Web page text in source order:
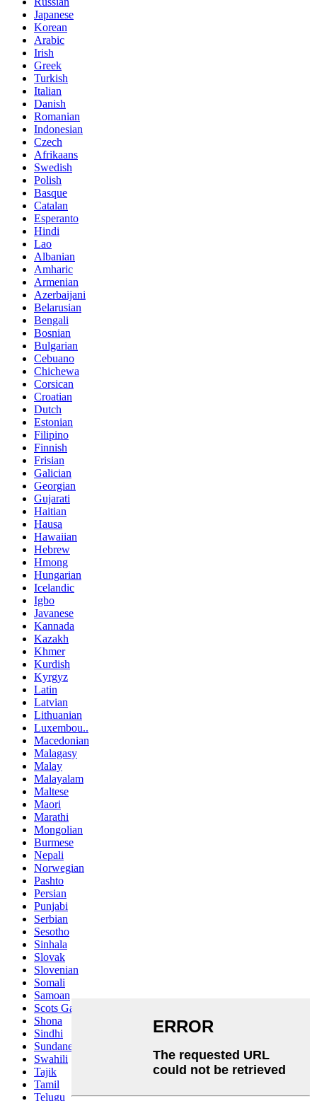
Japanese
Korean
Arabic
Irish
Greek
Turkish
Italian
Danish
Romanian
Indonesian
Czech
Afrikaans
Swedish
Polish
Basque
Catalan
Esperanto
Hindi
Lao
Albanian
Amharic
Armenian
Azerbaijani
Belarusian
Bengali
Bosnian
Bulgarian
Cebuano
Chichewa
Corsican
Croatian
Dutch
Estonian
Filipino
Finnish
Frisian
Galician
Georgian
Gujarati
Haitian
Hausa
Hawaiian
Hebrew
Hmong
Hungarian
Icelandic
Igbo
Javanese
Kannada
Kazakh
Khmer
Kurdish
Kyrgyz
Latin
Latvian
Lithuanian
Luxembou..
Macedonian
Malagasy
Malay
Malayalam
Maltese
Maori
Marathi
Mongolian
Burmese
Nepali
Norwegian
Pashto
Persian
Punjabi
Serbian
Sesotho
Sinhala
Slovak
Slovenian
Somali
Samoan
Scots Gaelic
Shona
Sindhi
Sundanese
Swahili
Tajik
Tamil
Telugu